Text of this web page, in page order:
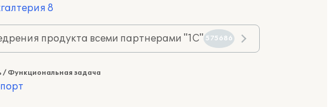
8
продукта всеми партнерами "1С" 575686
/ Функциональная задача